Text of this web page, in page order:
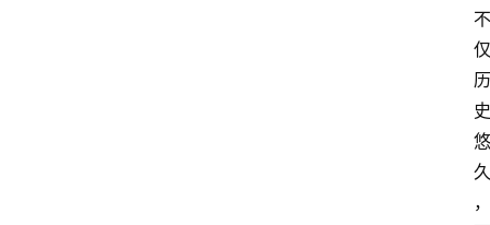
不
仅
历
史
悠
久
，